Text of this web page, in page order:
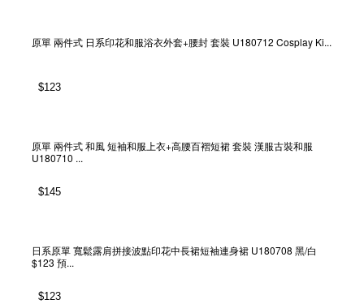
原單 兩件式 日系印花和服浴衣外套+腰封 套裝 U180712 Cosplay Ki...
$123
原單 兩件式 和風 短袖和服上衣+高腰百褶短裙 套裝 漢服古裝和服
U180710 ...
$145
日系原單 寬鬆露肩拼接波點印花中長裙短袖連身裙 U180708 黑/白
$123 預...
$123